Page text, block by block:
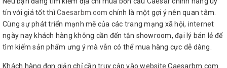
tín với giá tốt thì Caesarbm.com chính là một gợi ý nên quan tâm.
Cùng sự phát triển mạnh mẽ của các trang mạng xã hội, internet
ngày nay khách hàng không cần đến tận showroom, đại lý bán lẻ để
tìm kiếm sản phẩm ưng ý mà vẫn có thể mua hàng cực dễ dàng.
Khách hàng đơn giản chỉ cần truy cập vào website Caesarbm.com